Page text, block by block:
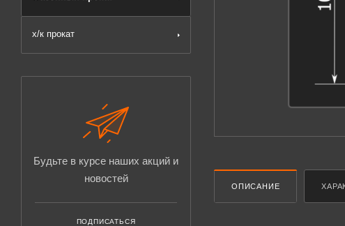
ОПИСАНИЕ
х/к прокат
Будьте в курсе наших акций и
новостей
ПОДПИСАТЬСЯ